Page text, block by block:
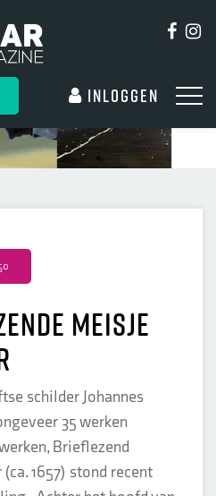
Inloggen
meisje
schilder Johannes
35 werken
Brieflezend
1657) stond recent